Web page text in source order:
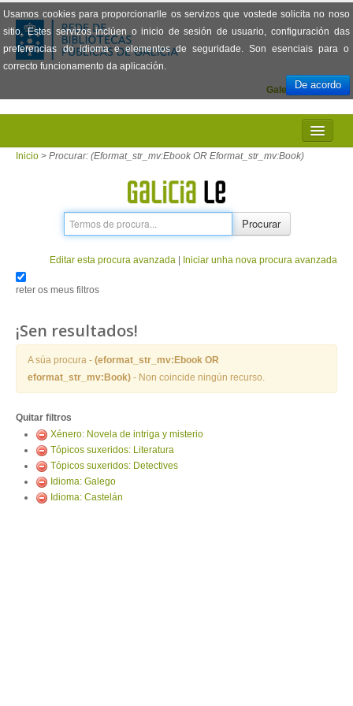
Usamos cookies para proporcionarlle os servizos que vostede solicita no noso
sitio. Estes servizos inclúen o inicio de sesión de usuario, configuración das
preferencias do idioma e elementos de seguridade. Son esenciais para o
correcto funcionamento da aplicación.
De acordo
Español
Galego
INICIO
PRÉSTAMO
ENTRAR
Inicio > Procurar: (Eformat_str_mv:Ebook OR Eformat_str_mv:Book)
Procurar
Editar esta procura avanzada Iniciar unha nova procura avanzada
reter os meus filtros
¡Sen resultados!
A súa procura - (eformat_str_mv:Ebook OR
eformat_str_mv:Book) - Non coincide ningún recurso.
Quitar filtros
Xénero: Novela de intriga y misterio
Tópicos suxeridos: Literatura
Tópicos suxeridos: Detectives
Idioma: Galego
Idioma: Castelán